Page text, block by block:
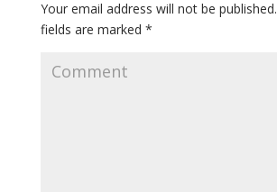
Your email address will not be published.
fields are marked *